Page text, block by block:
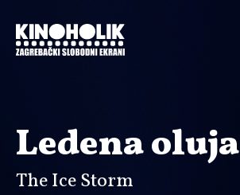
glavni
sadržaj
Ledena oluja
The Ice Storm